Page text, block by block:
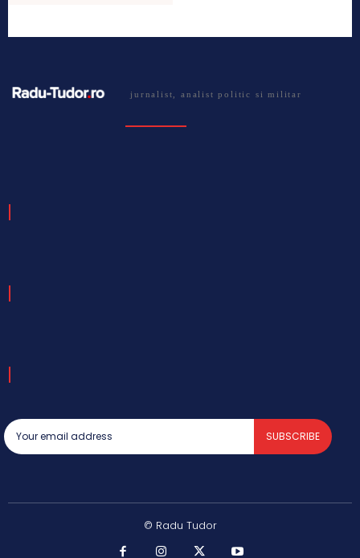
jurnalist, analist politic si militar
SUBSCRIBE
© Radu Tudor